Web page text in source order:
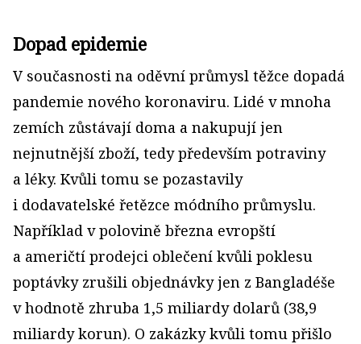
Dopad epidemie
V současnosti na oděvní průmysl těžce dopadá
pandemie nového koronaviru. Lidé v mnoha
zemích zůstávají doma a nakupují jen
nejnutnější zboží, tedy především potraviny
a léky. Kvůli tomu se pozastavily
i dodavatelské řetězce módního průmyslu.
Například v polovině března evropští
a američtí prodejci oblečení kvůli poklesu
poptávky zrušili objednávky jen z Bangladéše
v hodnotě zhruba 1,5 miliardy dolarů (38,9
miliardy korun). O zakázky kvůli tomu přišlo